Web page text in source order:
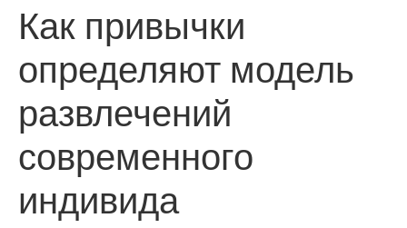
Как привычки
определяют модель
развлечений
современного
индивида